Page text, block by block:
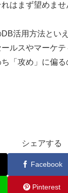
はまず望めませ
活用方法とい
ルスやマーケ
「攻め」に偏
シェアする
Facebook
Pinterest